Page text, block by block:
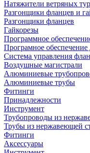
Натяжители ветряных
Разгонщики фланцев и
Разгонщики фланцев
Гайкорезы
Программное
Програмное обеспечение
Система управления
Воздушные магистрали
Алюминиевые
Алюминиевые трубы
Фитинги
Принадлежности
Инструмент
Трубопроводы из
Трубы из нержавеющей
Фитинги
Аксессуары